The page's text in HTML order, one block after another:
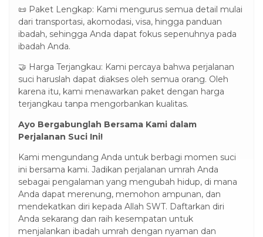
📜 Paket Lengkap: Kami mengurus semua detail mulai
dari transportasi, akomodasi, visa, hingga panduan
ibadah, sehingga Anda dapat fokus sepenuhnya pada
ibadah Anda.
🤝 Harga Terjangkau: Kami percaya bahwa perjalanan
suci haruslah dapat diakses oleh semua orang. Oleh
karena itu, kami menawarkan paket dengan harga
terjangkau tanpa mengorbankan kualitas.
Ayo Bergabunglah Bersama Kami dalam
Perjalanan Suci Ini!
Kami mengundang Anda untuk berbagi momen suci
ini bersama kami. Jadikan perjalanan umrah Anda
sebagai pengalaman yang mengubah hidup, di mana
Anda dapat merenung, memohon ampunan, dan
mendekatkan diri kepada Allah SWT. Daftarkan diri
Anda sekarang dan raih kesempatan untuk
menjalankan ibadah umrah dengan nyaman dan